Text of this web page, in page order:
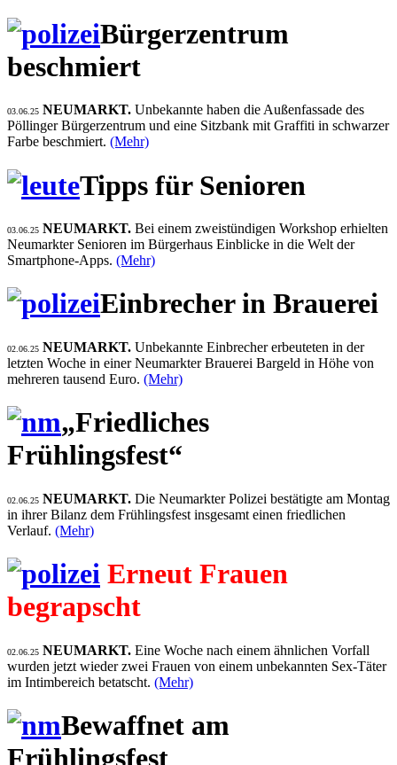
Bürgerzentrum
beschmiert
03.06.25 NEUMARKT. Unbekannte haben die Außenfassade des
Pöllinger Bürgerzentrum und eine Sitzbank mit Graffiti in schwarzer
Farbe beschmiert. (Mehr)
Tipps für Senioren
03.06.25 NEUMARKT. Bei einem zweistündigen Workshop erhielten
Neumarkter Senioren im Bürgerhaus Einblicke in die Welt der
Smartphone-Apps. (Mehr)
Einbrecher in Brauerei
02.06.25 NEUMARKT. Unbekannte Einbrecher erbeuteten in der
letzten Woche in einer Neumarkter Brauerei Bargeld in Höhe von
mehreren tausend Euro. (Mehr)
„Friedliches
Frühlingsfest“
02.06.25 NEUMARKT. Die Neumarkter Polizei bestätigte am Montag
in ihrer Bilanz dem Frühlingsfest insgesamt einen friedlichen
Verlauf. (Mehr)
Erneut Frauen
begrapscht
02.06.25 NEUMARKT. Eine Woche nach einem ähnlichen Vorfall
wurden jetzt wieder zwei Frauen von einem unbekannten Sex-Täter
im Intimbereich betatscht. (Mehr)
Bewaffnet am
Frühlingsfest